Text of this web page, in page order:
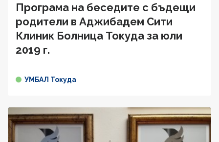
Програма на беседите с бъдещи
родители в Аджибадем Сити
Клиник Болница Токуда за юли
2019 г.
УМБАЛ Токуда